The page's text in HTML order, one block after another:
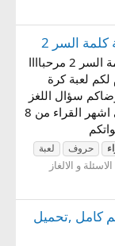
هى اشهر القراء من 8 حروف من لعبة كلمة السر 2 مرحباااا
لعبة كرة
رضاكم سؤال اللغز
مرحلة 173 قراء مشهورين كلمة السر هى اشهر القراء من 8
حروف
لعبة
و الالغاز
كامل ,تحميل